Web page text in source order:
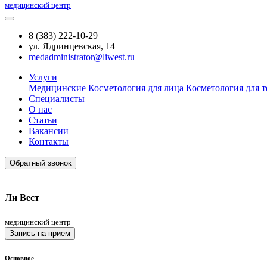
медицинский центр
8 (383) 222-10-29
ул. Ядринцевская, 14
medadministrator@liwest.ru
Услуги
Медицинские Косметология для лица Косметология для
Специалисты
О нас
Статьи
Вакансии
Контакты
Обратный звонок
Ли Вест
медицинский центр
Запись на прием
Основное